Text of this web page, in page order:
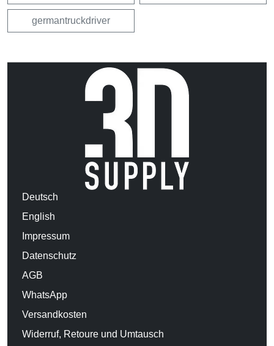
germantruckdriver
Deutsch
English
Impressum
Datenschutz
AGB
WhatsApp
Versandkosten
Widerruf, Retoure und Umtausch